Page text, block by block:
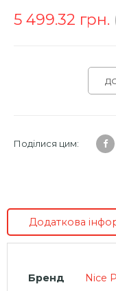
5 499.32 грн.
Поділися цим:
Додаткова
Бренд Nice